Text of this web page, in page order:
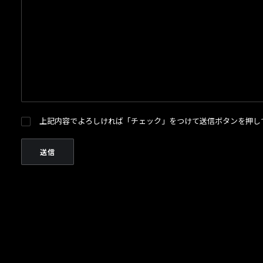
上記内容でよろしければ「チェック」をつけて送信ボタンを押し